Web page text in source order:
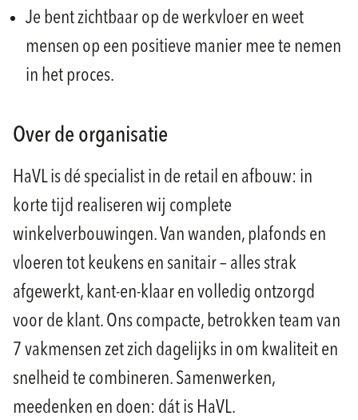
Je bent zichtbaar op de werkvloer en weet
mensen op een positieve manier mee te nemen
in het proces.
Over de organisatie
HaVL is dé specialist in de retail en afbouw: in
korte tijd realiseren wij complete
winkelverbouwingen. Van wanden, plafonds en
vloeren tot keukens en sanitair – alles strak
afgewerkt, kant-en-klaar en volledig ontzorgd
voor de klant. Ons compacte, betrokken team van
7 vakmensen zet zich dagelijks in om kwaliteit en
snelheid te combineren. Samenwerken,
meedenken en doen: dát is HaVL.